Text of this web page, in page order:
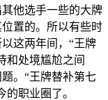
他选手一些的大牌
置的。所以有些时
这两年间，“王牌
和处境尴尬之间
。“王牌替补第七
职业圈了。